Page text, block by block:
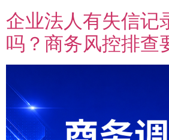
企业法人有失信记
吗？商务风控排查